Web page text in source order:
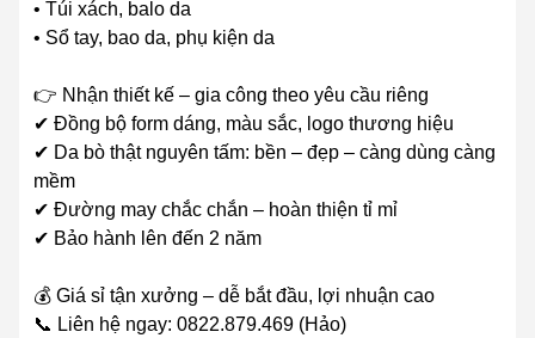
• Túi xách, balo da
• Sổ tay, bao da, phụ kiện da
👉 Nhận thiết kế – gia công theo yêu cầu riêng
✔ Đồng bộ form dáng, màu sắc, logo thương hiệu
✔ Da bò thật nguyên tấm: bền – đẹp – càng dùng càng
mềm
✔ Đường may chắc chắn – hoàn thiện tỉ mỉ
✔ Bảo hành lên đến 2 năm
💰 Giá sỉ tận xưởng – dễ bắt đầu, lợi nhuận cao
📞 Liên hệ ngay: 0822.879.469 (Hảo)